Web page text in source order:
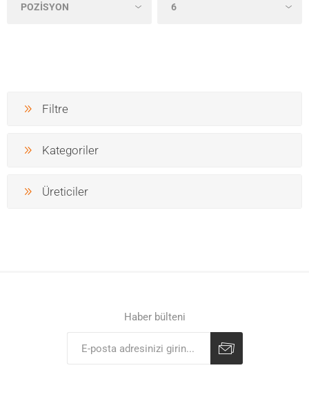
Filtre
Kategoriler
Üreticiler
Haber bülteni